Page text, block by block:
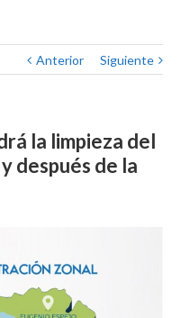
Anterior Siguiente
la limpieza del
después de la